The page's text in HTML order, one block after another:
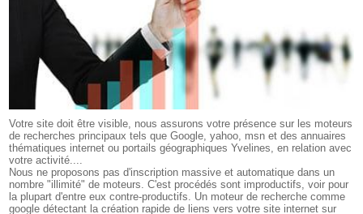
Votre site doit être visible, nous assurons votre présence sur les moteurs
de recherches principaux tels que Google, yahoo, msn et des annuaires
thématiques internet ou portails géographiques Yvelines, en relation avec
votre activité....
Nous ne proposons pas d'inscription massive et automatique dans un
nombre "illimité" de moteurs. C'est procédés sont improductifs, voir pour
la plupart d'entre eux contre-productifs. Un moteur de recherche comme
google détectant la création rapide de liens vers votre site internet sur